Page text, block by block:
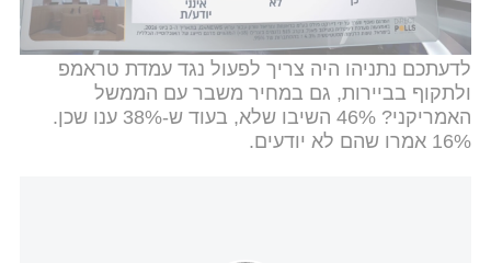
בנוסף שאלנו לגבי הפסקת האש בין ישראל ולבנון: האם
לדעתכם נתניהו היה צריך לפעול נגד עמדת טראמפ
ולתקוף בביירות, גם במחיר משבר עם הממשל
האמריקני? 46% השיבו שלא, בעוד ש-38% ענו שכן.
16% אמרו שהם לא יודעים.